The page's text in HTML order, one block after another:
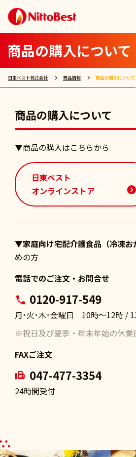
商品の購入について
日東ベスト株式会社 商品情報 商品の購入について
商品の購入について
▼商品の購入はこちらから
日東ベスト
オンラインストア
▼家庭向け宅配介護食品（冷凍お
めの方
電話でのご注文・お問合せ
0120-917-549
月･火･木･金曜日 10時〜12時 /
※祝日及び夏季・年末年始の休業
FAXご注文
047-477-3354
24時間受付